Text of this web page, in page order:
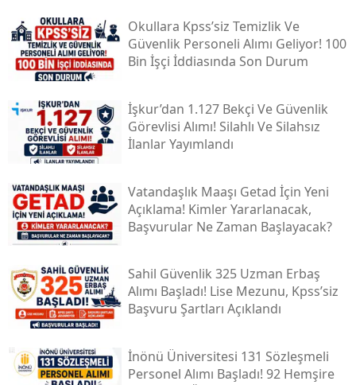
Okullara Kpss’siz Temizlik Ve
Güvenlik Personeli Alımı Geliyor! 100
Bin İşçi İddiasında Son Durum
İşkur’dan 1.127 Bekçi Ve Güvenlik
Görevlisi Alımı! Silahlı Ve Silahsız
İlanlar Yayımlandı
Vatandaşlık Maaşı Getad İçin Yeni
Açıklama! Kimler Yararlanacak,
Başvurular Ne Zaman Başlayacak?
Sahil Güvenlik 325 Uzman Erbaş
Alımı Başladı! Lise Mezunu, Kpss’siz
Başvuru Şartları Açıklandı
İnönü Üniversitesi 131 Sözleşmeli
Personel Alımı Başladı! 92 Hemşire